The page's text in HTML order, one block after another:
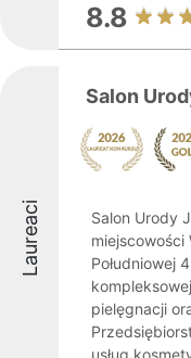
8.8
Laureaci
Salon
Salon Urody
Południowej
pielęgnacji
usług